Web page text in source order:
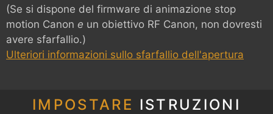
(Se si dispone del firmware di animazione stop
motion Canon e un obiettivo RF Canon, non dovresti
avere sfarfallio.)
Ulteriori informazioni sullo sfarfallio dell'apertura
IMPOSTARE ISTRUZIONI